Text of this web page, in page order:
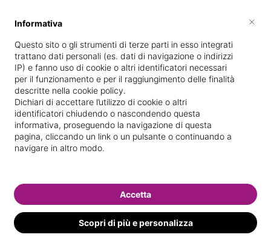
Specializzata inTrattamenti corpo
Vedi le informazioni di Patrizia
Informativa
Questo sito o gli strumenti di terze parti in esso integrati
trattano dati personali (es. dati di navigazione o indirizzi
IP) e fanno uso di cookie o altri identificatori necessari
per il funzionamento e per il raggiungimento delle finalità
descritte nella cookie policy.
Dichiari di accettare l’utilizzo di cookie o altri
identificatori chiudendo o nascondendo questa
informativa, proseguendo la navigazione di questa
pagina, cliccando un link o un pulsante o continuando a
navigare in altro modo.
Scopri di più e personalizza
Accetta
×